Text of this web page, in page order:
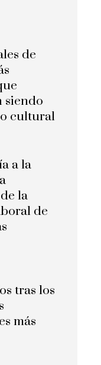
de
siendo
cultural
a la
la
de
tras los
más